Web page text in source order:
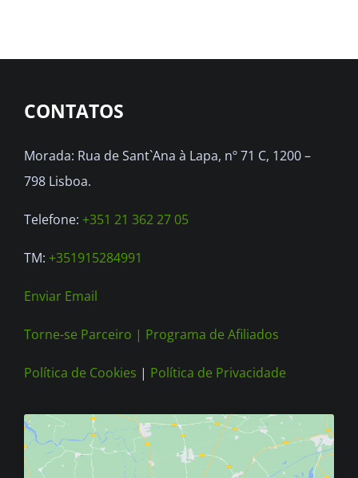
The
may
chosen
on
the
page
CONTATOS
Morada: Rua de Sant`Ana à Lapa, nº 71 C, 1200 –
798 Lisboa.
Telefone: +351 21 362 27 05
TM: +351915284991
Enviar Email
Torne-se Parceiro | Programa de Afiliados
Política de Cookies | Política de Privacidade